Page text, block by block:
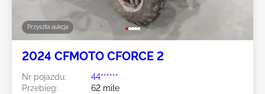
Przyszła aukcja
2024 CFMOTO CFORCE 2
Nr pojazdu:
44******
Przebieg:
62 mile